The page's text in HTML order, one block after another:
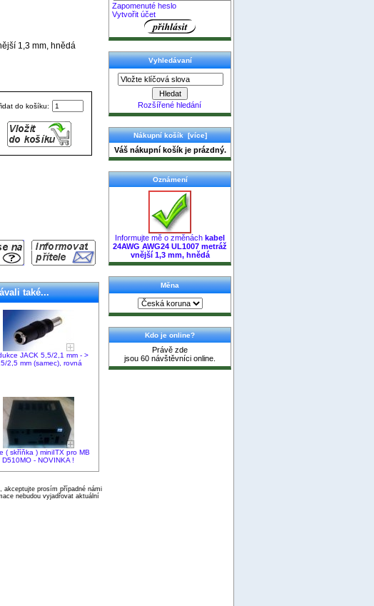
1,3 mm, hnědá
do košíku:
také...
JACK 5,5/2,1 mm - >
2,5 mm (samec), rovná
( skříňka ) miniITX pro MB
D510MO - NOVINKA !
prosím případné námi
nebudou vyjadřovat aktuální
Zapomenuté heslo
Vytvořit účet
Vyhledávaní
Rozšířené hledání
Nákupní košík [více]
Váš nákupní košík je prázdný.
Oznámení
Informujte mě o změnách kabel
24AWG AWG24 UL1007 metráž
vnější 1,3 mm, hnědá
Měna
Kdo je online?
Právě zde
jsou 60 návštěvníci online.